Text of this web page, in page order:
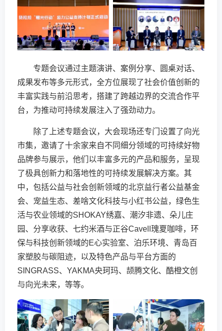
专题会议通过主题演讲、案例分享、圆桌对话、
成果发布等多元形式，全方位展现了社会价值创新的
丰富实践与前沿思考，搭建了跨越边界的交流合作平
台，为推动可持续发展注入了强劲动力。
除了上述专题会议，大会现场还专门设置了向光
市集，邀请了十余家来自不同细分领域的可持续好物
品牌参与展示，他们以丰富多元的产品和服务，呈现
了极具创新力和落地性的可持续发展解决方案。其
中，包括公益与社会创新领域的北京益行者公益基金
会、宠益生态、差啥文化科技与小红书公益，绿色生
活与农业领域的SHOKAY绣嘉、潮汐非遗、朵儿庄
园、分享收获、七约米酒与正谷Cavell瑰夏咖啡，环
保与科技创新领域的E心实验室、泊乐环境、青岛百
家塑胶与碳阻迹，以及特色产品与平台方面的
SINGRASS、YAKMA央珂玛、颉腾文化、酷橙文创
与向光未来，等等。